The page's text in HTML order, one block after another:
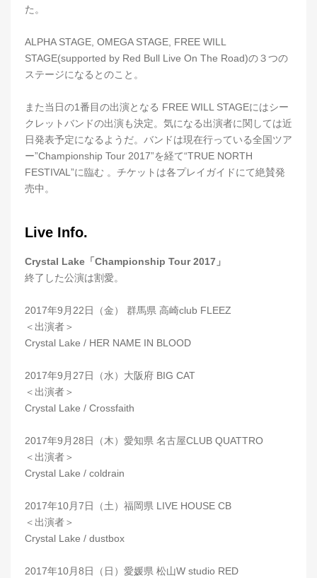
た。
ALPHA STAGE, OMEGA STAGE, FREE WILL
STAGE(supported by Red Bull Live On The Road)の３つの
ステージになるとのこと。
また当日の1番目の出演となる FREE WILL STAGEにはシー
クレットバンドの出演も決定。気になる出演者に関しては近
日発表予定になるようだ。バンドは現在行っている全国ツア
ー”Championship Tour 2017”を経て“TRUE NORTH
FESTIVAL”に臨む 。チケットは各プレイガイドにて絶賛発
売中。
Live Info.
Crystal Lake「Championship Tour 2017」
終了した公演は割愛。
2017年9月22日（金） 群馬県 高崎club FLEEZ
＜出演者＞
Crystal Lake / HER NAME IN BLOOD
2017年9月27日（水）大阪府 BIG CAT
＜出演者＞
Crystal Lake / Crossfaith
2017年9月28日（木）愛知県 名古屋CLUB QUATTRO
＜出演者＞
Crystal Lake / coldrain
2017年10月7日（土）福岡県 LIVE HOUSE CB
＜出演者＞
Crystal Lake / dustbox
2017年10月8日（日）愛媛県 松山W studio RED